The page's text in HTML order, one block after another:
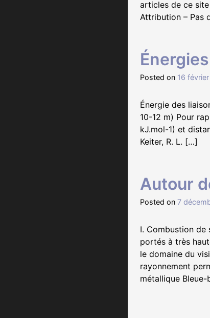
articles de ce
Attribution – Pas
Posted on 16
Énergie des
10-12 m) Pour
kJ.mol-1) et
Keiter, R. L. […]
Autour
Posted on7
I. Combustion de
portés à très
le domaine du
rayonnement
métallique